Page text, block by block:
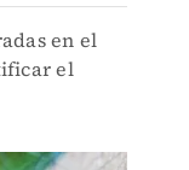
en el
el